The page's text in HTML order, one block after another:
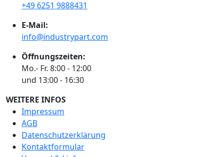
+49 6251 9888431
E-Mail:
info@industrypart.com
Öffnungszeiten:
Mo.- Fr. 8:00 - 12:00
und 13:00 - 16:30
WEITERE INFOS
Impressum
AGB
Datenschutzerklärung
Kontaktformular